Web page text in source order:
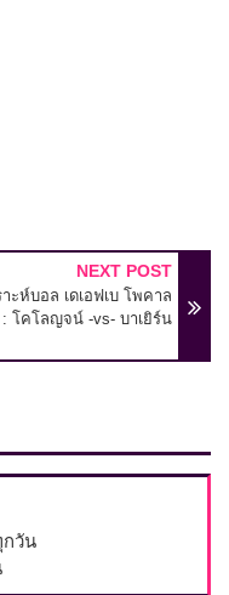
NEXT POST
าะห์บอล เดเอฟเบ โพคาล
: โคโลญจน์ -vs- บาเยิร์น
กวัน